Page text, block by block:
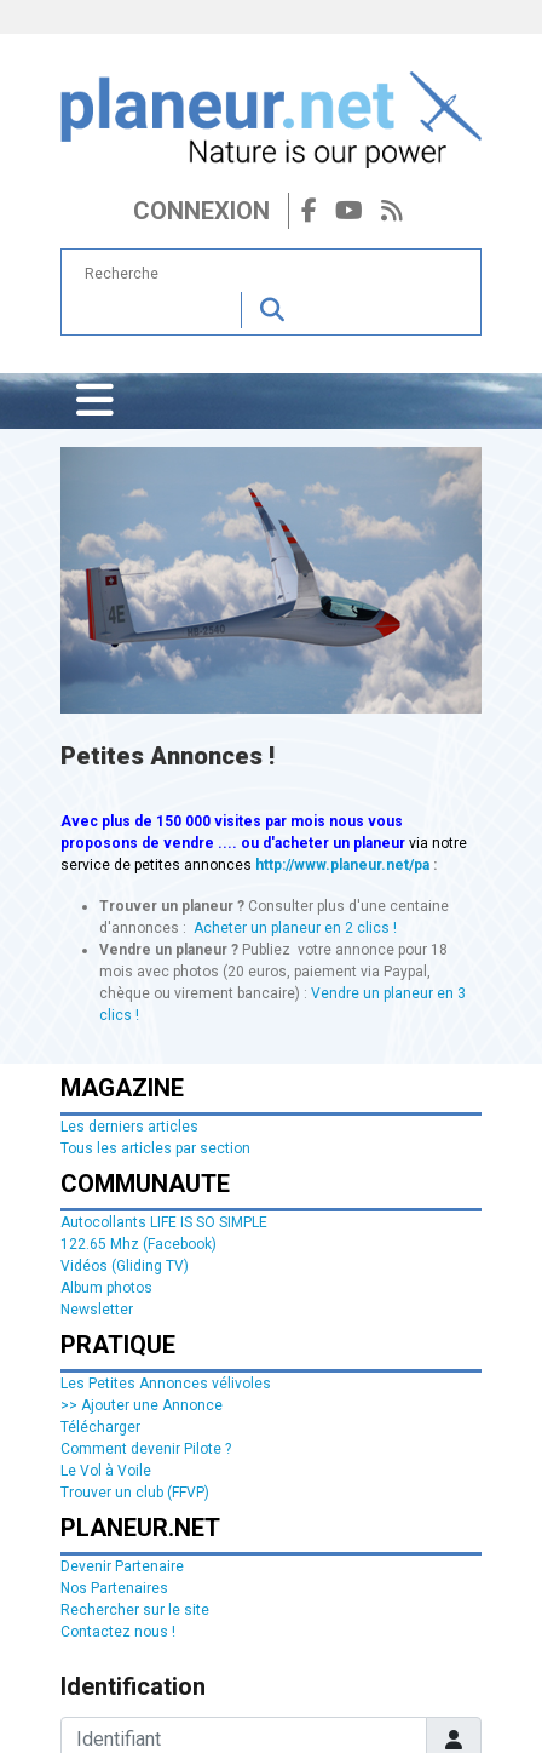
CONNEXION
Petites Annonces !
Avec plus de 150 000 visites par mois nous vous
proposons de vendre .... ou d'acheter un planeur via notre
service de petites annonces http://www.planeur.net/pa :
Trouver un planeur ? Consulter plus d'une centaine
d'annonces : Acheter un planeur en 2 clics !
Vendre un planeur ? Publiez votre annonce pour 18
mois avec photos (20 euros, paiement via Paypal,
chèque ou virement bancaire) : Vendre un planeur en 3
clics !
MAGAZINE
Les derniers articles
Tous les articles par section
COMMUNAUTE
Autocollants LIFE IS SO SIMPLE
122.65 Mhz (Facebook)
Vidéos (Gliding TV)
Album photos
Newsletter
PRATIQUE
Les Petites Annonces vélivoles
>> Ajouter une Annonce
Télécharger
Comment devenir Pilote ?
Le Vol à Voile
Trouver un club (FFVP)
PLANEUR.NET
Devenir Partenaire
Nos Partenaires
Rechercher sur le site
Contactez nous !
Identification
Identifiant